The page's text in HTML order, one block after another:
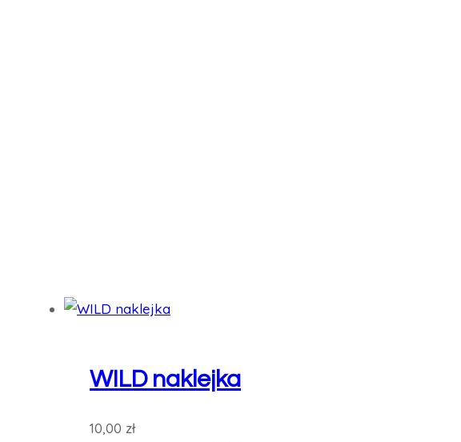
WILD naklejka
10,00 zł